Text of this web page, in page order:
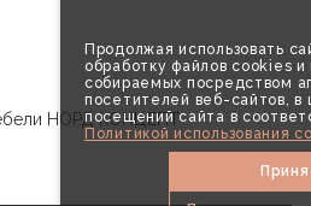
Продолжая использовать
обработку файлов cookies и
собираемых посредством
посетителей веб-сайтов, в
посещений сайта в
Политикой использования
НОРД КОНЦЕПТ